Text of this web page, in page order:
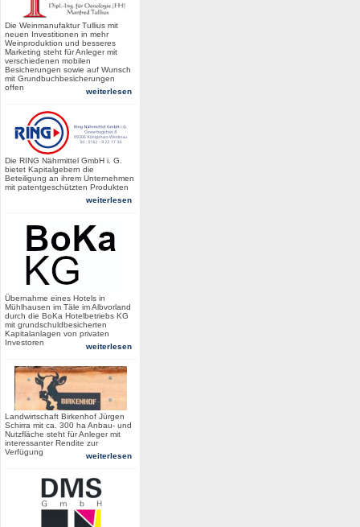
Die Weinmanufaktur Tullius mit
neuen Investitionen in mehr
Weinproduktion und besseres
Marketing steht für Anleger mit
verschiedenen mobilen
Besicherungen sowie auf Wunsch
mit Grundbuchbesicherungen
offen
weiterlesen
Die RING Nährmittel GmbH i. G.
bietet Kapitalgebern die
Beteiligung an ihrem Unternehmen
mit patentgeschützten Produkten
weiterlesen
Übernahme eines Hotels in
Mühlhausen im Täle im Albvorland
durch die BoKa Hotelbetriebs KG
mit grundschuldbesicherten
Kapitalanlagen von privaten
Investoren
weiterlesen
Landwirtschaft Birkenhof Jürgen
Schirra mit ca. 300 ha Anbau- und
Nutzfläche steht für Anleger mit
interessanter Rendite zur
Verfügung
weiterlesen